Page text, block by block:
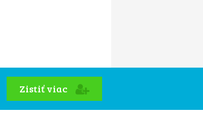
Zistiť viac